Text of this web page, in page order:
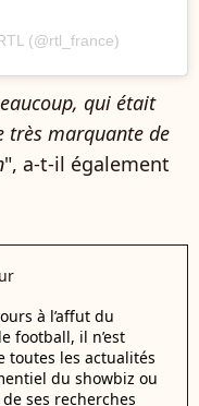
(@rtl_france)
qui était
très marquante de
", a-t-il également
à l’affut du
football, il n’est
toutes les actualités
du showbiz ou
ses recherches